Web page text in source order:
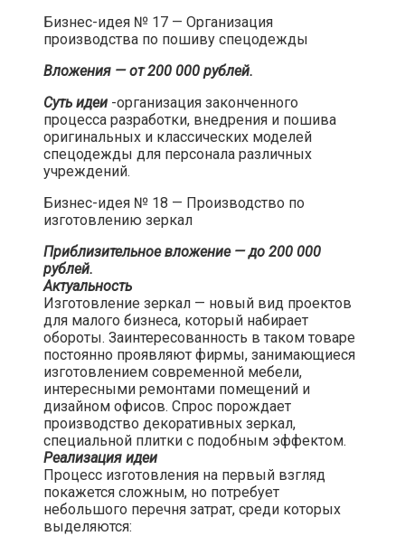
Бизнес-идея № 17 — Организация
производства по пошиву спецодежды​
Вложения — от 200 000 рублей.
Суть идеи -организация законченного
процесса разработки, внедрения и пошива
оригинальных и классических моделей
спецодежды для персонала различных
учреждений.​
Бизнес-идея № 18 — Производство по
изготовлению зеркал​
Приблизительное вложение — до 200 000
рублей.
Актуальность
Изготовление зеркал — новый вид проектов
для малого бизнеса, который набирает
обороты. Заинтересованность в таком товаре
постоянно проявляют фирмы, занимающиеся
изготовлением современной мебели,
интересными ремонтами помещений и
дизайном офисов. Спрос порождает
производство декоративных зеркал,
специальной плитки с подобным эффектом.
Реализация идеи
Процесс изготовления на первый взгляд
покажется сложным, но потребует
небольшого перечня затрат, среди которых
выделяются: